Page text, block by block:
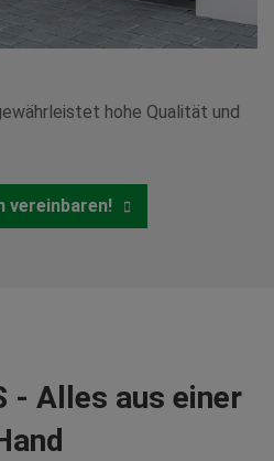
hohe Qualität und
vereinbaren!
- Alles aus einer